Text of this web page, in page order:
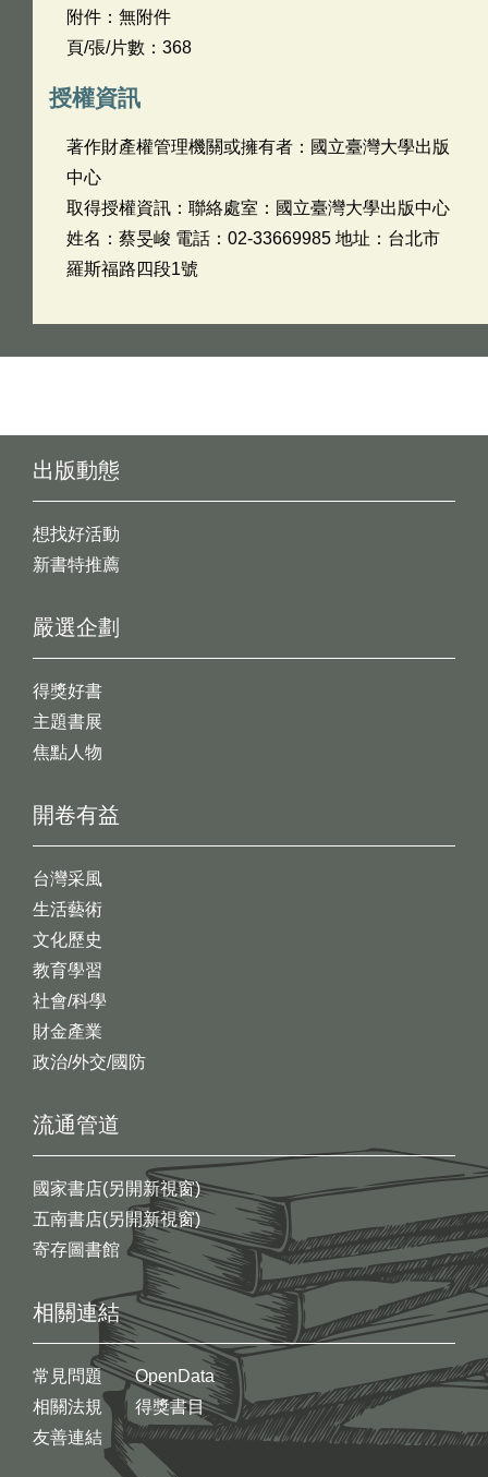
附件：無附件
頁/張/片數：368
授權資訊
著作財產權管理機關或擁有者：國立臺灣大學出版
中心
取得授權資訊：聯絡處室：國立臺灣大學出版中心
姓名：蔡旻峻 電話：02-33669985 地址：台北市
羅斯福路四段1號
出版動態
想找好活動
新書特推薦
開卷有益
台灣采風
生活藝術
文化歷史
教育學習
社會/科學
財金產業
政治/外交/國防
嚴選企劃
得獎好書
主題書展
焦點人物
流通管道
國家書店(另開新視窗)
五南書店(另開新視窗)
寄存圖書館
相關連結
常見問題
相關法規
友善連結
OpenData
得獎書目